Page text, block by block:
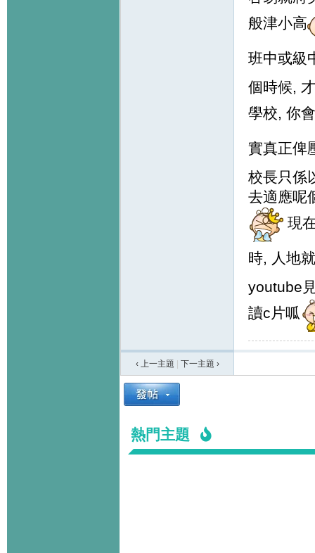
般津小高
班中或級
個時候,
學校, 你
實真正俾
校長只係
去適應呢
現
時, 人地
youtube
讀c片呱
‹ 上一主題 下一主題 ›
熱門主題